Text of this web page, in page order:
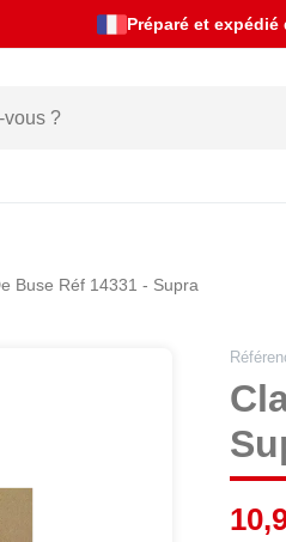
Actualités
Buse Réf 14331 - Supra